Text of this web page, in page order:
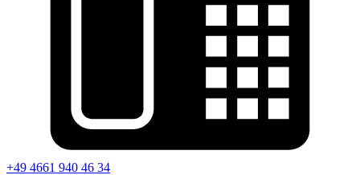
+49 4661 940 46 34